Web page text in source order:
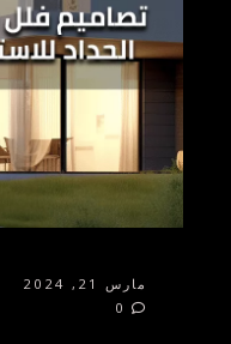
مارس 21, 2024